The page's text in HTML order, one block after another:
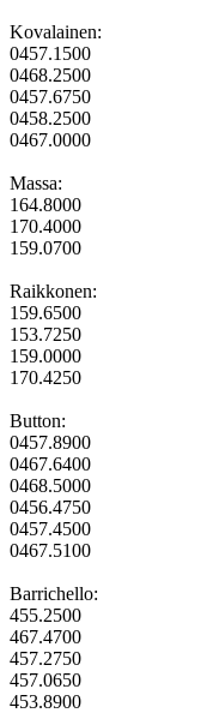
Kovalainen:
0457.1500
0468.2500
0457.6750
0458.2500
0467.0000
Massa:
164.8000
170.4000
159.0700
Raikkonen:
159.6500
153.7250
159.0000
170.4250
Button:
0457.8900
0467.6400
0468.5000
0456.4750
0457.4500
0467.5100
Barrichello:
455.2500
467.4700
457.2750
457.0650
453.8900